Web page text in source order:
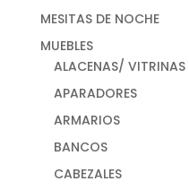
MESITAS DE NOCHE
MUEBLES
ALACENAS/ VITRINAS
APARADORES
ARMARIOS
BANCOS
CABEZALES